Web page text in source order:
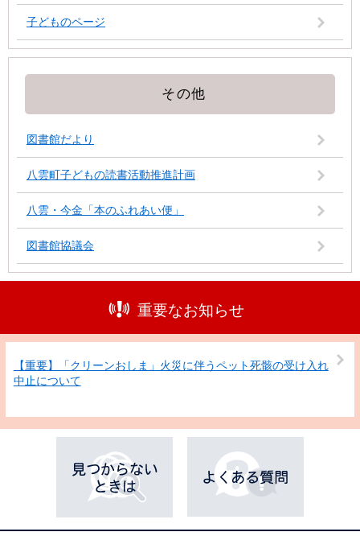
子どものページ
その他
図書館だより
八雲町子どもの読書活動推進計画
八雲・今金「本のふれあい便」
図書館協議会
重要なお知らせ
【重要】「クリーンおしま」火災に伴うペット死骸の受け入れ
中止について